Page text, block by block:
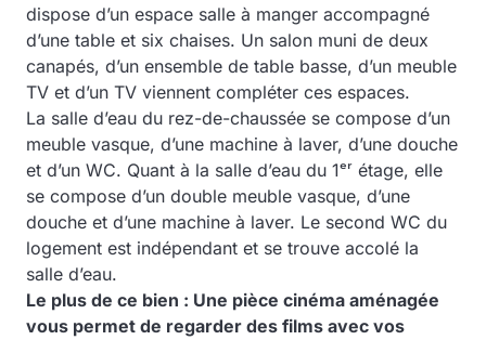
dispose d’un espace salle à manger accompagné
d’une table et six chaises. Un salon muni de deux
canapés, d’un ensemble de table basse, d’un meuble
TV et d’un TV viennent compléter ces espaces.
La salle d’eau du rez-de-chaussée se compose d’un
meuble vasque, d’une machine à laver, d’une douche
et d’un WC. Quant à la salle d’eau du 1ᵉʳ étage, elle
se compose d’un double meuble vasque, d’une
douche et d’une machine à laver. Le second WC du
logement est indépendant et se trouve accolé la
salle d’eau.
Le plus de ce bien : Une pièce cinéma aménagée
vous permet de regarder des films avec vos